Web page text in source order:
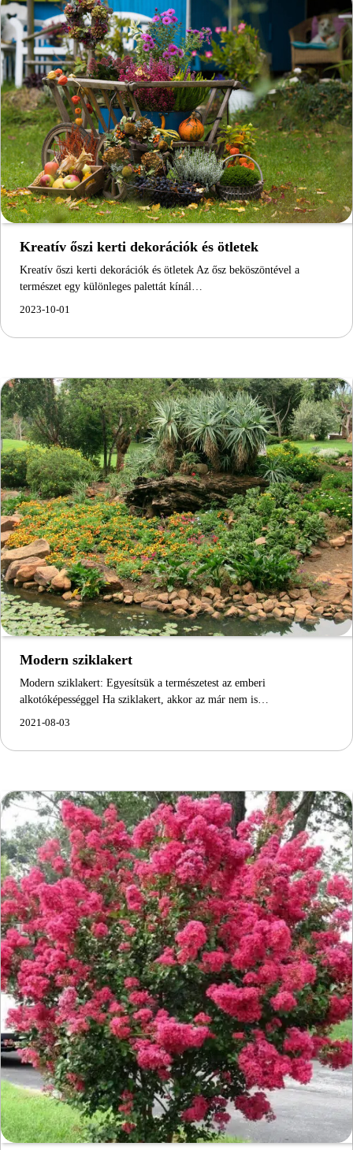
Kreatív őszi kerti dekorációk és ötletek
Kreatív őszi kerti dekorációk és ötletek Az ősz beköszöntével a
természet egy különleges palettát kínál…
2023-10-01
Modern sziklakert
Modern sziklakert: Egyesítsük a természetest az emberi
alkotóképességgel Ha sziklakert, akkor az már nem is…
2021-08-03